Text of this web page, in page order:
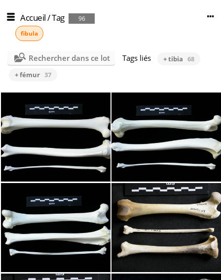
Accueil/Tag
96
fibula
Rechercher dans ce lot Tags liés + tibia 68
+ fémur 37